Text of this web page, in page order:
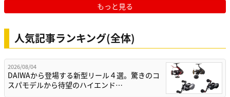
もっと見る
人気記事ランキング(全体)
2026/08/04
DAIWAから登場する新型リール４選。驚きのコ
スパモデルから待望のハイエンド…